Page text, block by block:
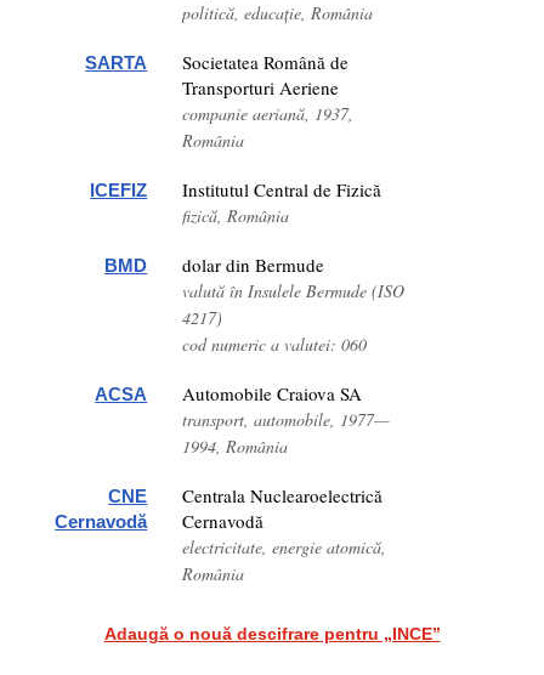
politică, educație, România
SARTA
Societatea Română de
Transporturi Aeriene
companie aeriană, 1937,
România
ICEFIZ Institutul Central de Fizică
fizică, România
BMD dolar din Bermude
valută în Insulele Bermude (ISO
4217)
cod numeric a valutei: 060
ACSA Automobile Craiova SA
transport, automobile, 1977—
1994, România
CNE
Cernavodă
Centrala Nuclearoelectrică
Cernavodă
electricitate, energie atomică,
România
Adaugă o nouă descifrare pentru „INCE”